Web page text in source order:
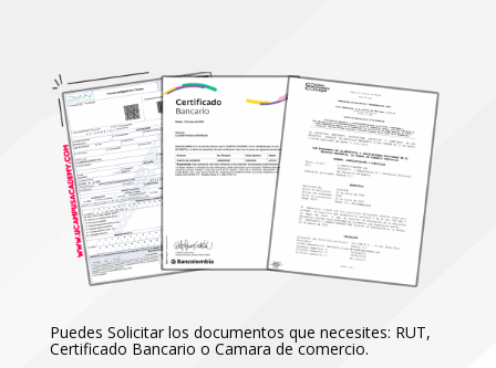
Puedes Solicitar los documentos que necesites: RUT,
Certificado Bancario o Camara de comercio.